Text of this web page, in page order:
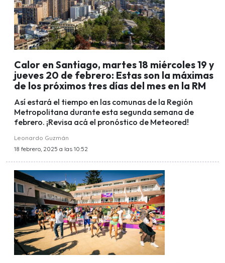
Calor en Santiago, martes 18 miércoles 19 y
jueves 20 de febrero: Estas son la máximas
de los próximos tres días del mes en la RM
Así estará el tiempo en las comunas de la Región
Metropolitana durante esta segunda semana de
febrero. ¡Revisa acá el pronóstico de Meteored!
Leonardo Guzmán
18 febrero, 2025 a las 10:52